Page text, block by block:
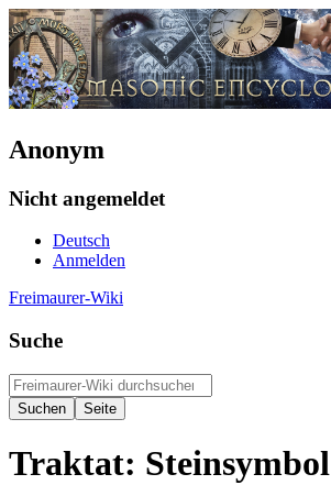
Anonym
Nicht angemeldet
Deutsch
Anmelden
Freimaurer-Wiki
Suche
Traktat: Steinsymbol